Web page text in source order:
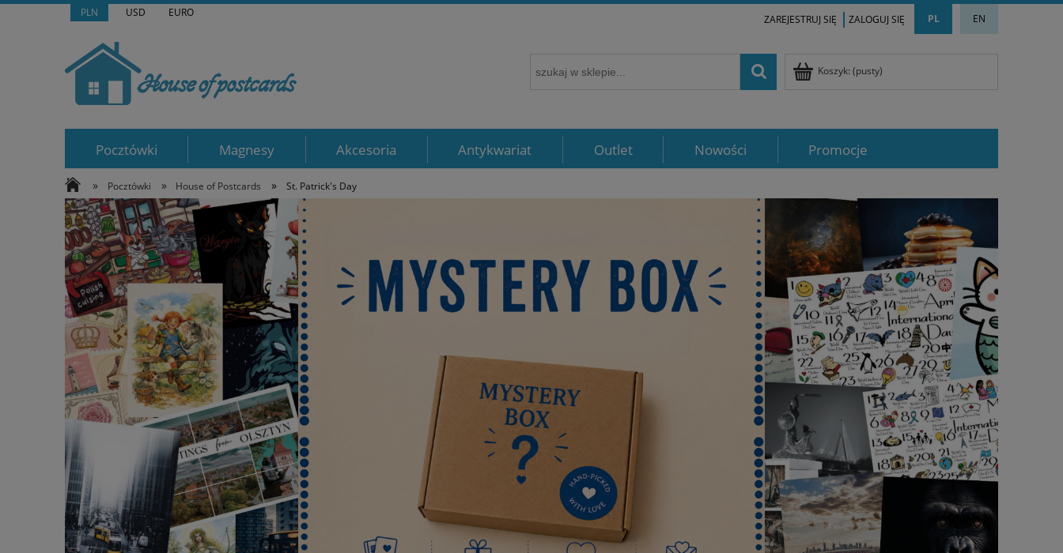
PLN USD EURO PL EN
ZAREJESTRUJ SIĘ ZALOGUJ SIĘ
Koszyk: (pusty)
Pocztówki Magnesy Akcesoria Antykwariat Outlet Nowości Promocje
» Pocztówki » House of Postcards » St. Patrick's Day